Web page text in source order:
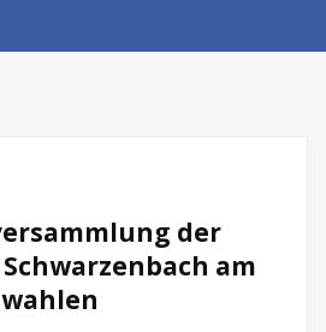
der
am